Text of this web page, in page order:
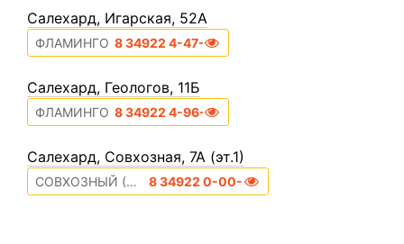
Cалехард, Игарская, 52А
ФЛАМИНГО 8 34922 4-47-55
Cалехард, Геологов, 11Б
ФЛАМИНГО 8 34922 4-96-76
Cалехард, Совхозная, 7А (эт.1)
СОВХОЗНЫЙ (Тел. неизвестен) 8 34922 0-00-00